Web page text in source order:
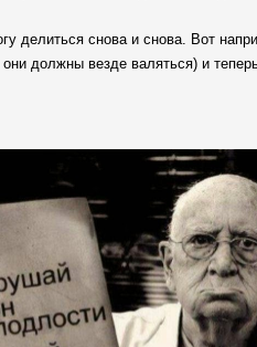
делиться снова и снова. Вот
должны везде валяться) и